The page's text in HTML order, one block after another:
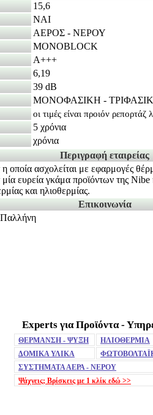
15,6
ΝΑΙ
ΑΕΡΟΣ - ΝΕΡΟΥ
MONOBLOCK
A+++
6,19
39 dB
ΜΟΝΟΦΑΣΙΚΗ -
οι τιμές είναι προιόν
5 χρόνια
χρόνια
Περιγραφή εταιρείας
η οποία ασχολείται με
ευρεία γκάμα προϊόντων της Nibe
και ηλιοθερμίας.
Επικοινωνία
Experts για Προϊόντα -
ΘΕΡΜΑΝΣΗ - ΨΥΞΗ
ΗΛΙΟΘΕΡΜΙΑ
ΔΟΜΙΚΑ ΥΛΙΚΑ
ΣΥΣΤΗΜΑΤΑ ΑΕΡΑ - ΝΕΡΟΥ
Ψάχνεις; Βρίσκεις με 1 κλίκ εδώ >>